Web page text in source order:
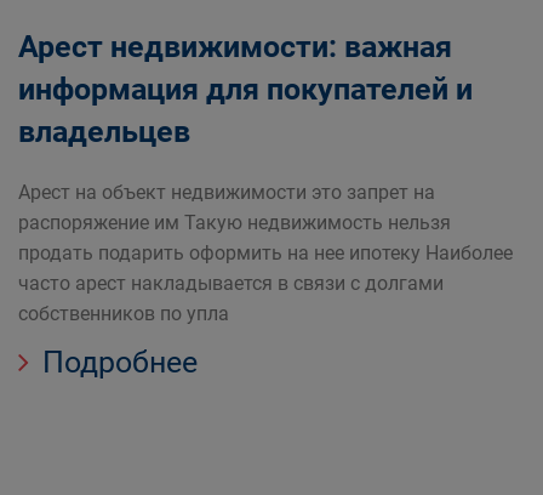
Арест недвижимости: важная
информация для покупателей и
владельцев
Арест на объект недвижимости это запрет на
распоряжение им Такую недвижимость нельзя
продать подарить оформить на нее ипотеку Наиболее
часто арест накладывается в связи с долгами
собственников по упла
Подробнее